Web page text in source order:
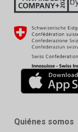
Quiénes somos